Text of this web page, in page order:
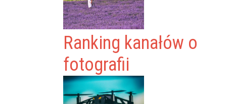
Ranking kanałów o
fotografii